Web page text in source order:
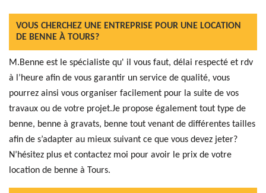
VOUS CHERCHEZ UNE ENTREPRISE POUR UNE LOCATION
DE BENNE À TOURS?
M.Benne est le spécialiste qu' il vous faut, délai respecté et rdv
à l’heure afin de vous garantir un service de qualité, vous
pourrez ainsi vous organiser facilement pour la suite de vos
travaux ou de votre projet.Je propose également tout type de
benne, benne à gravats, benne tout venant de différentes tailles
afin de s’adapter au mieux suivant ce que vous devez jeter?
N’hésitez plus et contactez moi pour avoir le prix de votre
location de benne à Tours.